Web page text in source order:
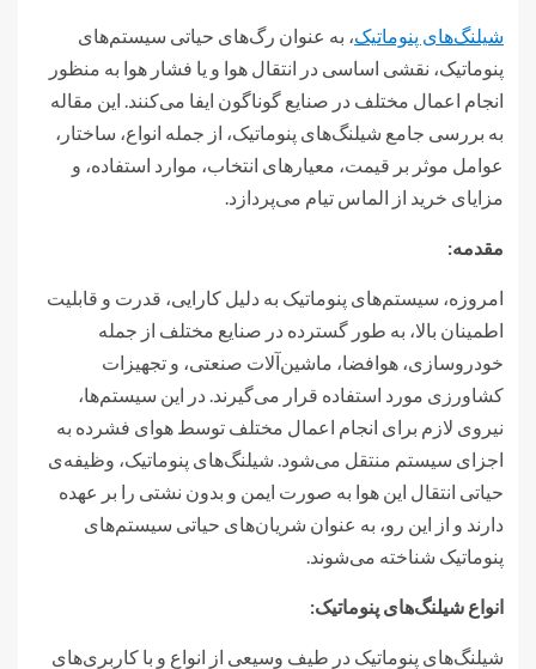
شیلنگ‌های پنوماتیک، به عنوان رگ‌های حیاتی سیستم‌های
پنوماتیک، نقشی اساسی در انتقال هوا و یا فشار هوا به منظور
انجام اعمال مختلف در صنایع گوناگون ایفا می‌کنند. این مقاله
به بررسی جامع شیلنگ‌های پنوماتیک، از جمله انواع، ساختار،
عوامل موثر بر قیمت، معیارهای انتخاب، موارد استفاده، و
مزایای خرید از الماس تیام می‌پردازد.
مقدمه:
امروزه، سیستم‌های پنوماتیک به دلیل کارایی، قدرت و قابلیت
اطمینان بالا، به طور گسترده در صنایع مختلف از جمله
خودروسازی، هوافضا، ماشین‌آلات صنعتی، و تجهیزات
کشاورزی مورد استفاده قرار می‌گیرند. در این سیستم‌ها،
نیروی لازم برای انجام اعمال مختلف توسط هوای فشرده به
اجزای سیستم منتقل می‌شود. شیلنگ‌های پنوماتیک، وظیفه‌ی
حیاتی انتقال این هوا به صورت ایمن و بدون نشتی را بر عهده
دارند و از این رو، به عنوان شریان‌های حیاتی سیستم‌های
پنوماتیک شناخته می‌شوند.
انواع شیلنگ‌های پنوماتیک:
شیلنگ‌های پنوماتیک در طیف وسیعی از انواع و با کاربری‌های